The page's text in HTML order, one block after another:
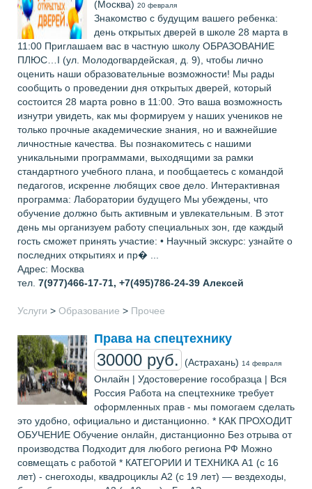
(Москва) 20 февраля
Знакомство с будущим вашего ребенка:
день открытых дверей в школе 28 марта в
11:00 Приглашаем вас в частную школу ОБРАЗОВАНИЕ
ПЛЮС…I (ул. Молодогвардейская, д. 9), чтобы лично
оценить наши образовательные возможности! Мы рады
сообщить о проведении дня открытых дверей, который
состоится 28 марта ровно в 11:00. Это ваша возможность
изнутри увидеть, как мы формируем у наших учеников не
только прочные академические знания, но и важнейшие
личностные качества. Вы познакомитесь с нашими
уникальными программами, выходящими за рамки
стандартного учебного плана, и пообщаетесь с командой
педагогов, искренне любящих свое дело. Интерактивная
программа: Лаборатории будущего Мы убеждены, что
обучение должно быть активным и увлекательным. В этот
день мы организуем работу специальных зон, где каждый
гость сможет принять участие: • Научный экскурс: узнайте о
последних открытиях и пр� ...
Адрес: Москва
тел. 7(977)466-17-71, +7(495)786-24-39 Алексей
Услуги > Образование > Прочее
Права на спецтехнику
30000 руб. (Астрахань) 14 февраля
Онлайн | Удостоверение гособразца | Вся
Россия Работа на спецтехнике требует
оформленных прав - мы помогаем сделать
это удобно, официально и дистанционно. * КАК ПРОХОДИТ
ОБУЧЕНИЕ Обучение онлайн, дистанционно Без отрыва от
производства Подходит для любого региона РФ Можно
совмещать с работой * КАТЕГОРИИ И ТЕХНИКА A1 (с 16
лет) - снегоходы, квадроциклы A2 (с 19 лет) — вездеходы,